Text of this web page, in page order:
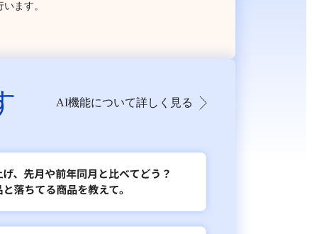
ます。
AI機能について詳しく見る